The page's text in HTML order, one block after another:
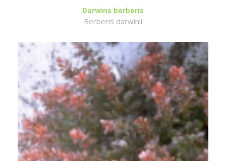
Darwins berberis
Berberis darwinii